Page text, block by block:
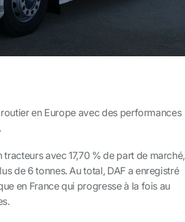
en Europe avec des performances
avec 17,70 % de part de marché,
de 6 tonnes. Au total, DAF a enregistré
en France qui progresse à la fois au